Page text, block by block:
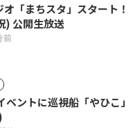
「まちスタ」スタート！
) 公開生放送
前
ントに巡視船「やひこ」